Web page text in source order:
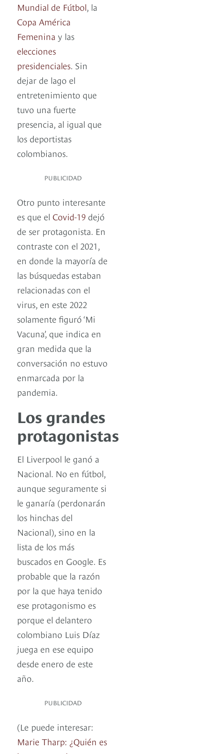
Mundial de Fútbol, la
Copa América
Femenina y las
elecciones
presidenciales. Sin
dejar de lago el
entretenimiento que
tuvo una fuerte
presencia, al igual que
los deportistas
colombianos.
PUBLICIDAD
Otro punto interesante
es que el Covid-19 dejó
de ser protagonista. En
contraste con el 2021,
en donde la mayoría de
las búsquedas estaban
relacionadas con el
virus, en este 2022
solamente figuró ‘Mi
Vacuna’, que indica en
gran medida que la
conversación no estuvo
enmarcada por la
pandemia.
Los grandes
protagonistas
El Liverpool le ganó a
Nacional. No en fútbol,
aunque seguramente si
le ganaría (perdonarán
los hinchas del
Nacional), sino en la
lista de los más
buscados en Google. Es
probable que la razón
por la que haya tenido
ese protagonismo es
porque el delantero
colombiano Luis Díaz
juega en ese equipo
desde enero de este
año.
PUBLICIDAD
(Le puede interesar:
Marie Tharp: ¿Quién es